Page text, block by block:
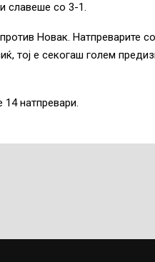
славеше со 3-1.
Новак. Натпреварите
тој е секогаш голем
натпревари.